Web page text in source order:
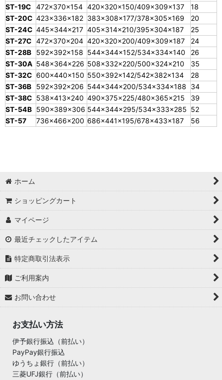
ST-19C
472×370×154 420×320×150/409×309×137
18
ST-20C 423×336×182 383×308×177/378×305×169
20
ST-24C 445×344×217 405×314×210/395×304×187
25
ST-27C 472×370×204 420×320×200/409×309×187
24
ST-28B
592×392×158 544×344×152/534×334×140
26
ST-30A 548×364×226 508×332×220/500×324×210
35
ST-32C 600×440×150 550×392×142/542×382×134
28
ST-36B
592×392×206 544×344×200/534×334×188
34
ST-38C 538×413×240 490×375×225/480×365×215
39
ST-54B 590×389×306 544×344×295/534×333×285 52
ST-57
736×466×200 686×441×195/678×433×187 56
ホーム
ショッピングカート
マイページ
最近チェックしたアイテム
特定商取引法表示
ご利用案内
お問い合わせ
お支払い方法
伊予銀行振込（前払い）
PayPay銀行振込
ゆうちょ銀行（前払い）
三菱UFJ銀行（前払い）